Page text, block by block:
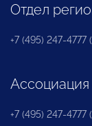
Отдел
+7 (495) 247-4777
+7 (495) 247-4777